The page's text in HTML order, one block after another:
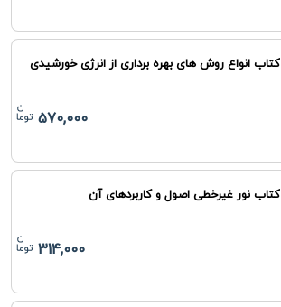
کتاب انواع روش های بهره برداری از انرژی خورشیدی
570,000
کتاب نور غیرخطی اصول و کاربردهای آن
314,000